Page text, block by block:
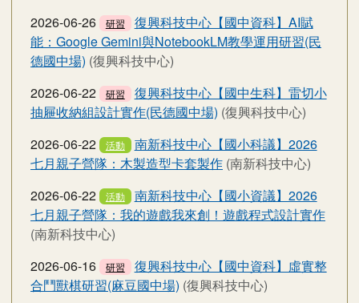
2026-06-26
研習
復興科技中心【國中資科】AI賦
能：Google Gemini與NotebookLM教學運用研習(民
德國中場) (復興科技中心)
2026-06-22
研習
復興科技中心【國中生科】雷切小
抽屜收納組設計實作(民德國中場) (復興科技中心)
2026-06-22
活動
南新科技中心【國小科議】2026
七月親子營隊：木製造型卡套製作 (南新科技中心)
2026-06-22
活動
南新科技中心【國小資議】2026
七月親子營隊：我的遊戲我來創！遊戲程式設計實作
(南新科技中心)
2026-06-16
研習
復興科技中心【國中資科】虛實整
合鬥獸棋研習(麻豆國中場) (復興科技中心)